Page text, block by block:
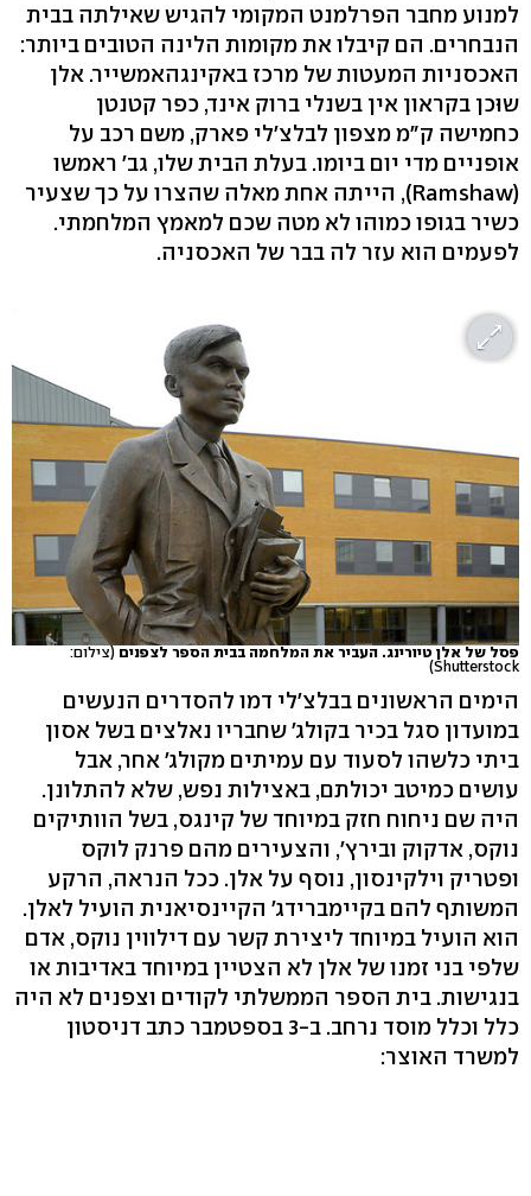
למנוע מחבר הפרלמנט המקומי להגיש שאילתה בבית
הנבחרים. הם קיבלו את מקומות הלינה הטובים ביותר:
האכסניות המעטות של מרכז באקינגהאמשייר. אלן
שוּכן בקראון אין בשנלי ברוק אינד, כפר קטנטן
כחמישה ק"מ מצפון לבלצ'לי פארק, משם רכב על
אופניים מדי יום ביומו. בעלת הבית שלו, גב' ראמשו
(Ramshaw), הייתה אחת מאלה שהצרו על כך שצעיר
כשיר בגופו כמוהו לא מטה שכם למאמץ המלחמתי.
לפעמים הוא עזר לה בבר של האכסניה.
פסל של אלן טיורינג. העביר את המלחמה בבית הספר לצפנים (צילום:
Shutterstock)
הימים הראשונים בבלצ'לי דמו להסדרים הנעשים
במועדון סגל בכיר בקולג' שחבריו נאלצים בשל אסון
ביתי כלשהו לסעוד עם עמיתים מקולג' אחר, אבל
עושים כמיטב יכולתם, באצילות נפש, שלא להתלונן.
היה שם ניחוח חזק במיוחד של קינגס, בשל הוותיקים
נוקס, אדקוק ובירץ', והצעירים מהם פרנק לוקס
ופטריק וילקינסון, נוסף על אלן. ככל הנראה, הרקע
המשותף להם בקיימברידג' הקיינסיאנית הועיל לאלן.
הוא הועיל במיוחד ליצירת קשר עם דילווין נוקס, אדם
שלפי בני זמנו של אלן לא הצטיין במיוחד באדיבות או
בנגישות. בית הספר הממשלתי לקודים וצפנים לא היה
כלל וכלל מוסד נרחב. ב-3 בספטמבר כתב דניסטון
למשרד האוצר: